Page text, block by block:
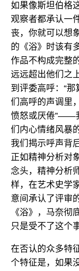
如果像斯坦伯格
观察者都承认一
丧，你就可以想
的《浴》时该有
作品不构成完整
远远超出他们之
到评委高呼：“
们高呼的声调里
愤怒或厌倦”——
们内心情绪风暴
我们揭示呼声背
正如精神分析对
念头，精神分析
样，在艺术史学
意间承认了评审
《浴》，马奈彻
只是受不了这个
在否认的众多特
个特征是，如果